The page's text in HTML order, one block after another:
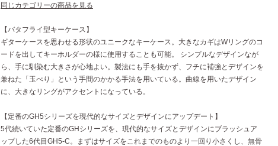
同じカテゴリーの商品を見る
【バタフライ型キーケース】
ギターケースを思わせる形状のユニークなキーケース。大きなカギはWリングのコ
ードを出してキーホルダーの様に使用することも可能。 シンプルなデザインなが
ら、手に馴染む大きさが心地よい。製法にも手を抜かず、フチに補強とデザインを
兼ねた「玉べり」という手間のかかる手法を用いている。曲線を用いたデザイン
に、大きなリングがアクセントになっている。
【定番のGH5シリーズを現代的なサイズとデザインにアップデート】
5代続いていた定番のGHシリーズを、現代的なサイズとデザインにブラッシュア
ップした6代目GH5-C。まずはサイズをこれまでのものより一回り小さくし、無骨